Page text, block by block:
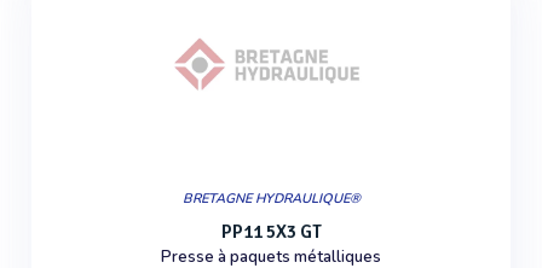
BRETAGNE HYDRAULIQUE®
PP11 5X3 GT
Presse à paquets métalliques